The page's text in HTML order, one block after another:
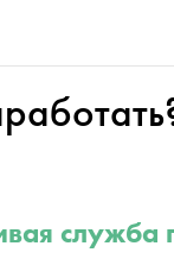
служба